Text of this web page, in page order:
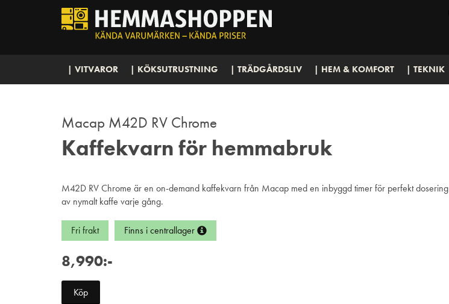
| VITVAROR | KÖKSUTRUSTNING | TRÄDGÅRDSLIV | HEM & KOMFORT | TEKNIK
Macap M42D RV Chrome
Kaffekvarn för hemmabruk
M42D RV Chrome är en on-demand kaffekvarn från Macap med en inbyggd timer för perfekt dosering
av nymalt kaffe varje gång.
Fri frakt Finns i centrallager
8,990:-
Köp